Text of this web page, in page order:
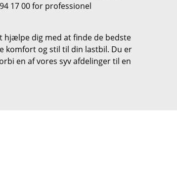
17 00 for professionel
hjælpe dig med at finde de bedste
komfort og stil til din lastbil. Du er
en af vores syv afdelinger til en